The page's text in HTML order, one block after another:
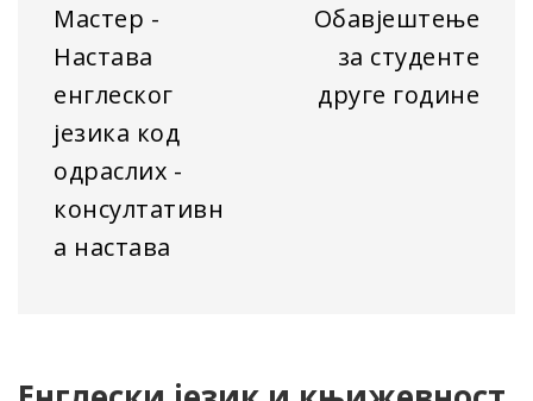
Мастер -
Настава
енглеског
језика код
одраслих -
консултативн
а настава
Обавјештење
за студенте
друге године